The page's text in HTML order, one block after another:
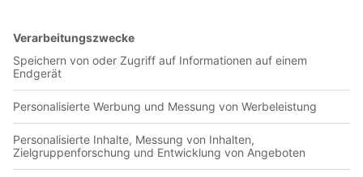
Kritik, Fragen oder Anregungen? Dann freuen wir uns, wenn
wir von euch hören. Lasst uns gerne bei iTunes eine
Rezension und ein bisschen Feedback da. Schreibt uns, was
ihr gut oder auch schlecht findet, oder welche Themen wir
eurer Meinung nach mal in einer Sendung behandeln sollten.
Oder ihr schreibt unserem Moderator direkt per Mail
(@MalteAsmus).